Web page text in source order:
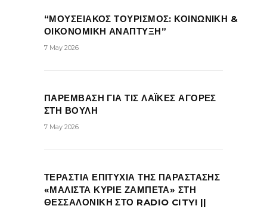
“ΜΟΥΣΕΙΑΚΟΣ ΤΟΥΡΙΣΜΟΣ: ΚΟΙΝΩΝΙΚΗ &
ΟΙΚΟΝΟΜΙΚΗ ΑΝΑΠΤΥΞΗ”
7 May 2026
ΠΑΡΕΜΒΑΣΗ ΓΙΑ ΤΙΣ ΛΑΪΚΕΣ ΑΓΟΡΕΣ
ΣΤΗ ΒΟΥΛΗ
7 May 2026
ΤΕΡΑΣΤΙΑ ΕΠΙΤΥΧΙΑ ΤΗΣ ΠΑΡΑΣΤΑΣΗΣ
«ΜΑΛΙΣΤΑ ΚΥΡΙΕ ΖΑΜΠΕΤΑ» ΣΤΗ
ΘΕΣΣΑΛΟΝΙΚΗ ΣΤΟ RADIO CITY! ||